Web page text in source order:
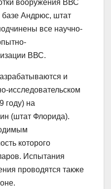
вооружения ВВС
Андрюс, штат
все научно-
ВВС.
и
исследовательском
году) на
(штат Флорида).
которого
Испытания
проводятся также